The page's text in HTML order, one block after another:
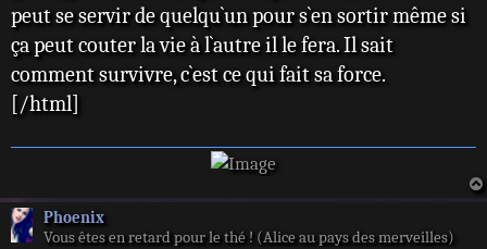
a
g
peut se servir de quelqu`un pour s`en sortir même si
ça peut couter la vie à l`autre il le fera. Il sait
comment survivre, c`est ce qui fait sa force.
[/html]
Phoenix
Vous êtes en retard pour le thé ! (Alice au pays des merveilles)